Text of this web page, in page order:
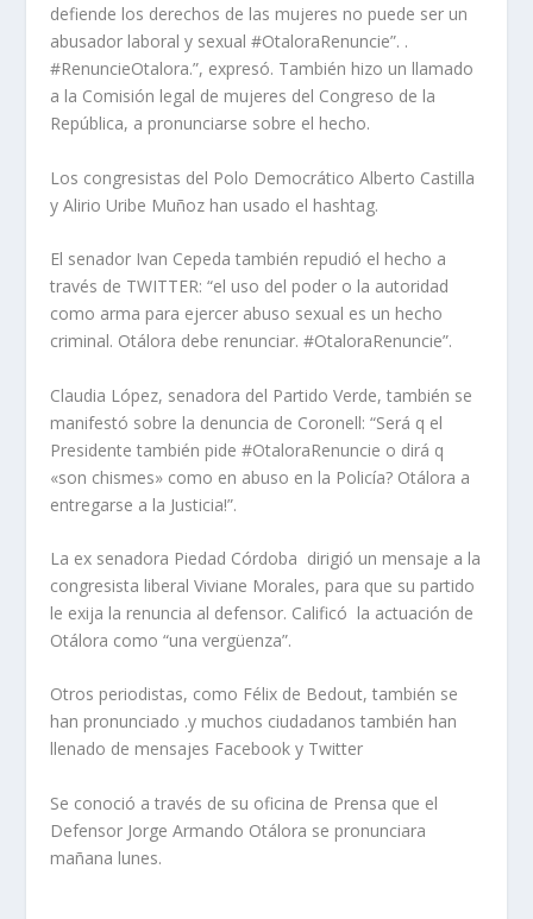
defiende los derechos de las mujeres no puede ser un
abusador laboral y sexual #OtaloraRenuncie”. .
#RenuncieOtalora.”, expresó. También hizo un llamado
a la Comisión legal de mujeres del Congreso de la
República, a pronunciarse sobre el hecho.
Los congresistas del Polo Democrático Alberto Castilla
y Alirio Uribe Muñoz han usado el hashtag.
El senador Ivan Cepeda también repudió el hecho a
través de TWITTER: “el uso del poder o la autoridad
como arma para ejercer abuso sexual es un hecho
criminal. Otálora debe renunciar. #OtaloraRenuncie”.
Claudia López, senadora del Partido Verde, también se
manifestó sobre la denuncia de Coronell: “Será q el
Presidente también pide #OtaloraRenuncie o dirá q
«son chismes» como en abuso en la Policía? Otálora a
entregarse a la Justicia!”.
La ex senadora Piedad Córdoba dirigió un mensaje a la
congresista liberal Viviane Morales, para que su partido
le exija la renuncia al defensor. Calificó la actuación de
Otálora como “una vergüenza”.
Otros periodistas, como Félix de Bedout, también se
han pronunciado .y muchos ciudadanos también han
llenado de mensajes Facebook y Twitter
Se conoció a través de su oficina de Prensa que el
Defensor Jorge Armando Otálora se pronunciara
mañana lunes.